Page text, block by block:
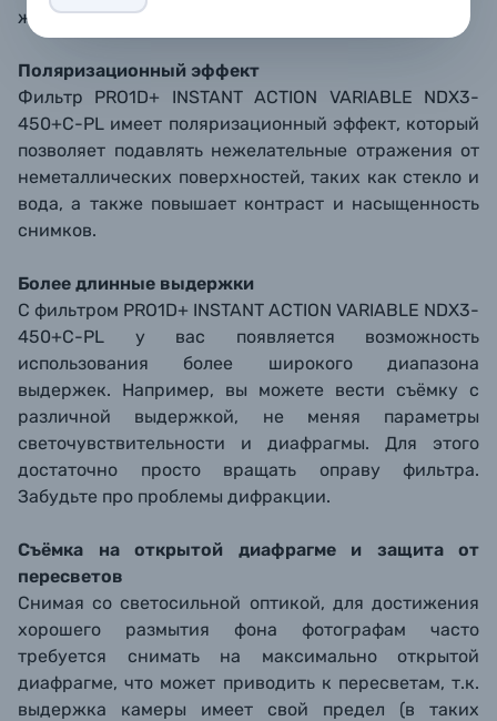
желаемой плотности.
Поляризационный эффект
Фильтр PRO1D+ INSTANT ACTION VARIABLE NDX3-
450+C-PL имеет поляризационный эффект, который
позволяет подавлять нежелательные отражения от
неметаллических поверхностей, таких как стекло и
вода, а также повышает контраст и насыщенность
снимков.
Более длинные выдержки
С фильтром PRO1D+ INSTANT ACTION VARIABLE NDX3-
450+C-PL у вас появляется возможность
использования более широкого диапазона
выдержек. Например, вы можете вести съёмку с
различной выдержкой, не меняя параметры
светочувствительности и диафрагмы. Для этого
достаточно просто вращать оправу фильтра.
Забудьте про проблемы дифракции.
Съёмка на открытой диафрагме и защита от
пересветов
Снимая со светосильной оптикой, для достижения
хорошего размытия фона фотографам часто
требуется снимать на максимально открытой
диафрагме, что может приводить к пересветам, т.к.
выдержка камеры имеет свой предел (в таких